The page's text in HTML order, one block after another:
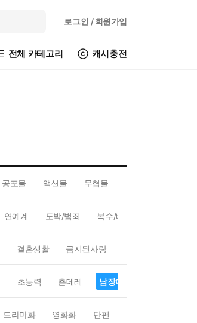
로그인 / 회원가입
전체 카테고리 캐시충전
공포물 액션물 무협물
연예계 도박/범죄 복수/배신
결혼생활 금지된사랑
초능력 츤데레 남장여자
드라마화 영화화 단편